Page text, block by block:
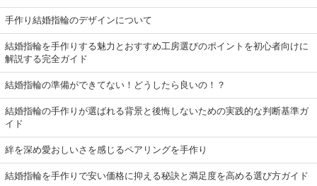
手作り結婚指輪のデザインについて
結婚指輪を手作りする魅力とおすすめ工房選びのポイントを初心者向けに
解説する完全ガイド
結婚指輪の準備ができてない！どうしたら良いの！？
結婚指輪の手作りが選ばれる背景と後悔しないための実践的な判断基準ガ
イド
絆を深め愛おしいさを感じるペアリングを手作り
結婚指輪を手作りで安い価格に抑える秘訣と満足度を高める選び方ガイド